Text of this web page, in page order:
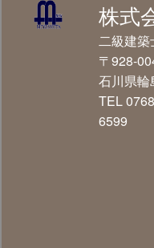
株式
二級建
〒928-
石川県輪
TEL
6599